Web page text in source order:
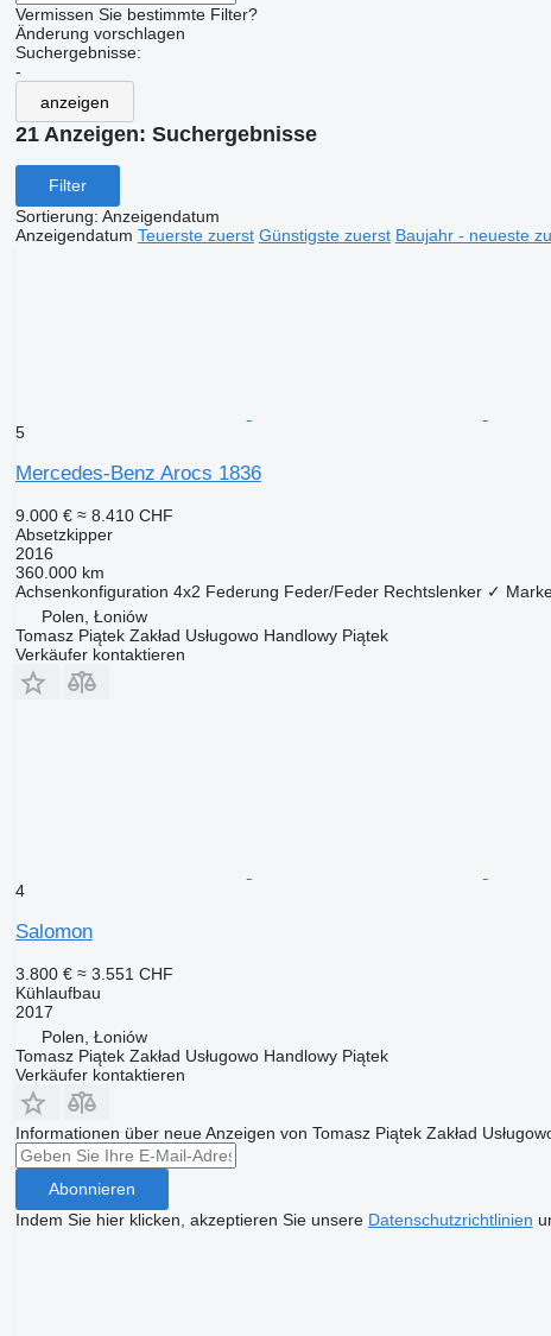
Vermissen Sie bestimmte Filter?
Änderung vorschlagen
Suchergebnisse:
-
anzeigen
21 Anzeigen: Suchergebnisse
Filter
Sortierung: Anzeigendatum
Anzeigendatum Teuerste zuerst Günstigste zuerst Baujahr - neueste
5
Mercedes-Benz Arocs 1836
9.000 € ≈ 8.410 CHF
Absetzkipper
2016
360.000 km
Achsenkonfiguration 4x2 Federung Feder/Feder Rechtslenker ✓
Polen, Łoniów
Tomasz Piątek Zakład Usługowo Handlowy Piątek
Verkäufer kontaktieren
4
Salomon
3.800 € ≈ 3.551 CHF
Kühlaufbau
2017
Polen, Łoniów
Tomasz Piątek Zakład Usługowo Handlowy Piątek
Verkäufer kontaktieren
Informationen über neue Anzeigen von Tomasz Piątek Zakład
Abonnieren
Indem Sie hier klicken, akzeptieren Sie unsere Datenschutzrichtlinien